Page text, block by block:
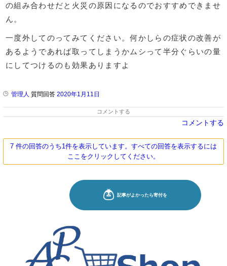
の組み合わせだと火災の原因になるのでおすすめできませ
ん。
一度外してのってみてください。何かしらの症状の改善が
あるようであれば取ってしまうかムシって半分ぐらいの量
にしてつけるのも効果ありますよ
管理人 質問回答 2020年1月11日
コメントする
コメントする
7 件の回答のうち1件を表示しています。すべての回答を表示するには
ここをクリックしてください。